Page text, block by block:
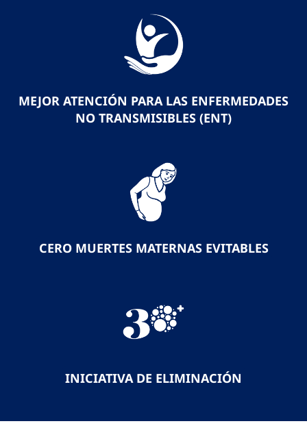
MEJOR ATENCIÓN PARA LAS ENFERMEDADES
NO TRANSMISIBLES (ENT)
CERO MUERTES MATERNAS EVITABLES
INICIATIVA DE ELIMINACIÓN